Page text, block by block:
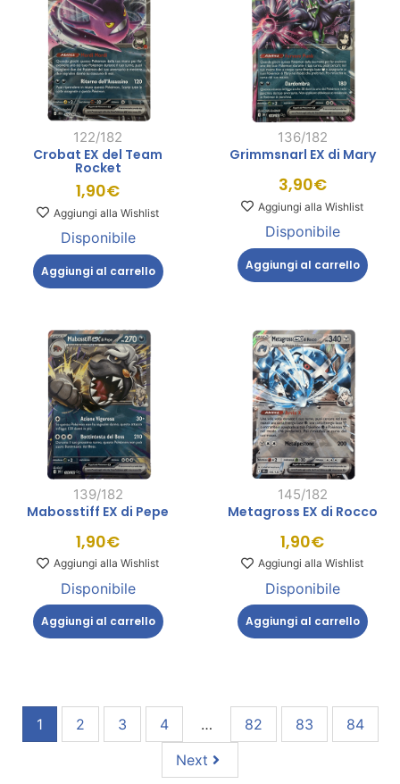
122/182
Crobat EX del Team
Rocket
1,90€
Aggiungi alla Wishlist
Disponibile
Aggiungi al carrello
136/182
Grimmsnarl EX di Mary
3,90€
Aggiungi alla Wishlist
Disponibile
Aggiungi al carrello
139/182
Mabosstiff EX di Pepe
1,90€
Aggiungi alla Wishlist
Disponibile
Aggiungi al carrello
145/182
Metagross EX di Rocco
1,90€
Aggiungi alla Wishlist
Disponibile
Aggiungi al carrello
1 2 3 4 … 82 83
84
Next